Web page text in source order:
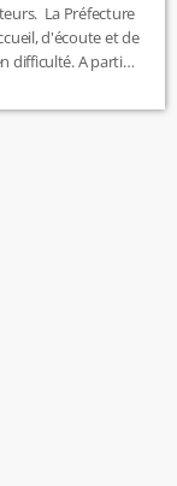
La Préfecture
d'écoute et de
difficulté. A partir
en préfecture